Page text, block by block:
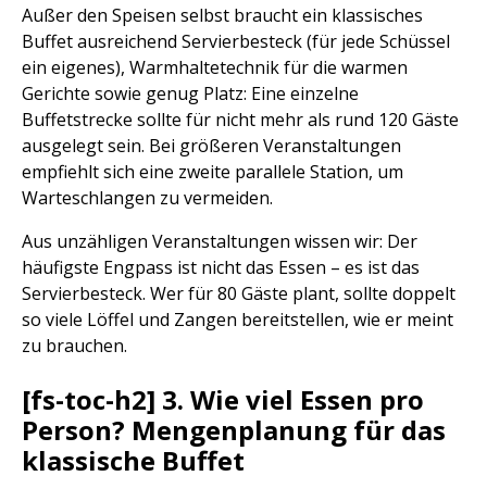
Außer den Speisen selbst braucht ein klassisches
Buffet ausreichend Servierbesteck (für jede Schüssel
ein eigenes), Warmhaltetechnik für die warmen
Gerichte sowie genug Platz: Eine einzelne
Buffetstrecke sollte für nicht mehr als rund 120 Gäste
ausgelegt sein. Bei größeren Veranstaltungen
empfiehlt sich eine zweite parallele Station, um
Warteschlangen zu vermeiden.
Aus unzähligen Veranstaltungen wissen wir: Der
häufigste Engpass ist nicht das Essen – es ist das
Servierbesteck. Wer für 80 Gäste plant, sollte doppelt
so viele Löffel und Zangen bereitstellen, wie er meint
zu brauchen.
[fs-toc-h2] 3. Wie viel Essen pro
Person? Mengenplanung für das
klassische Buffet